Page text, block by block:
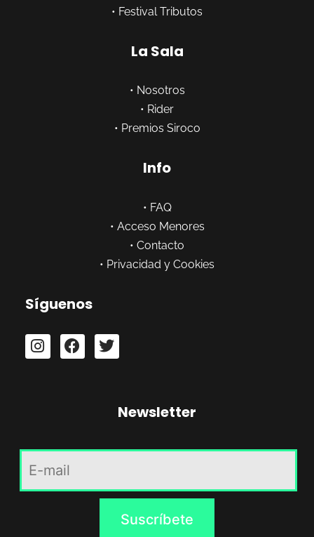
• Festival Tributos
La Sala
• Nosotros
• Rider
• Premios Siroco
Info
• FAQ
• Acceso Menores
• Contacto
• Privacidad y Cookies
Síguenos
Newsletter